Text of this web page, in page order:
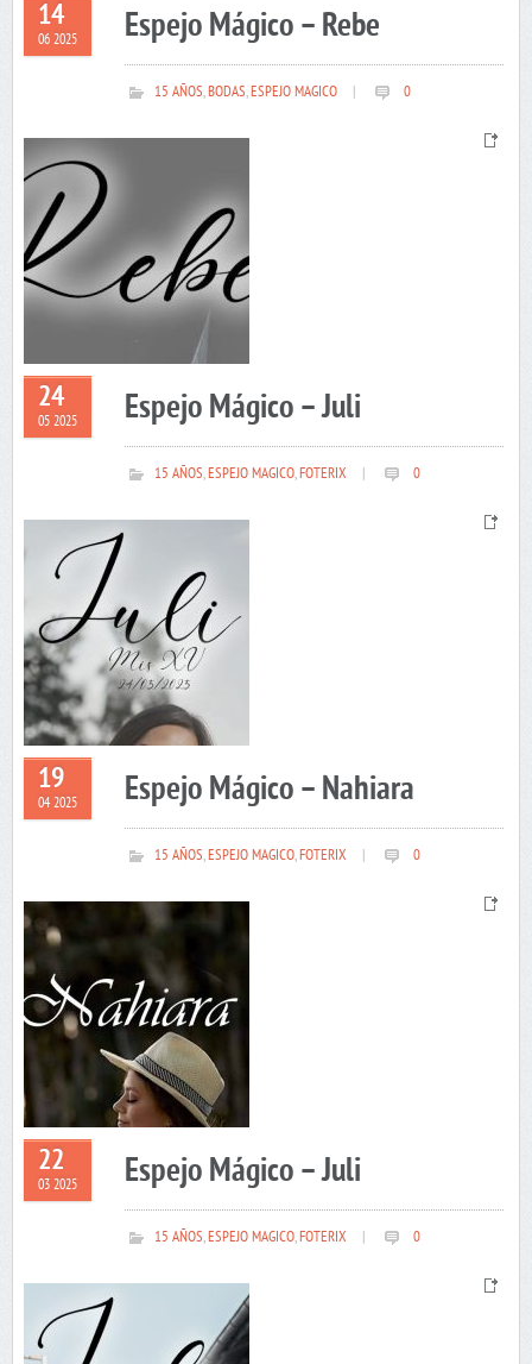
14
06 2025 Espejo Mágico – Rebe
15 AÑOS,BODAS,ESPEJO MAGICO 0
24
05 2025 Espejo Mágico – Juli
15 AÑOS,ESPEJO MAGICO,FOTERIX 0
19
04 2025 Espejo Mágico – Nahiara
15 AÑOS,ESPEJO MAGICO,FOTERIX 0
22
03 2025 Espejo Mágico – Juli
15 AÑOS,ESPEJO MAGICO,FOTERIX 0